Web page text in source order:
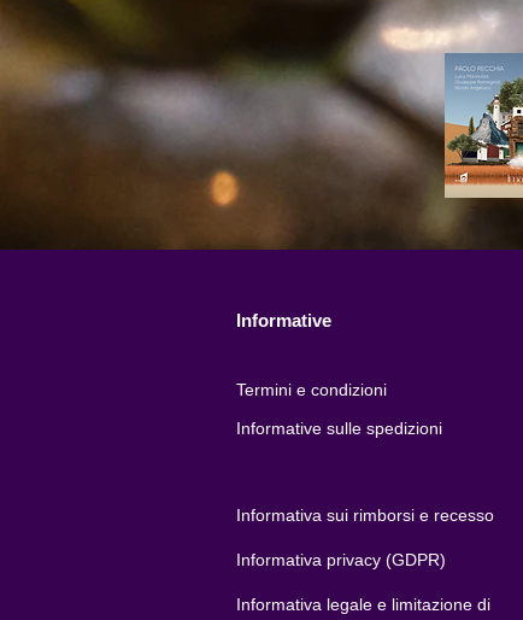
Informative
Termini e condizioni
Informative sulle spedizioni
Informativa sui rimborsi e recesso
Informativa privacy (GDPR)
Informativa legale e limitazione di